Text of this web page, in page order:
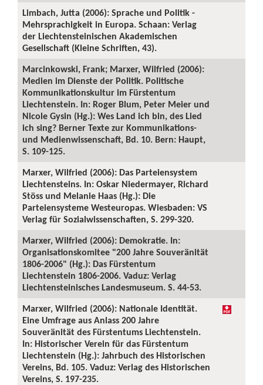
Limbach, Jutta (2006): Sprache und Politik -
Mehrsprachigkeit in Europa. Schaan: Verlag
der Liechtensteinischen Akademischen
Gesellschaft (Kleine Schriften, 43).
Marcinkowski, Frank; Marxer, Wilfried (2006):
Medien im Dienste der Politik. Politische
Kommunikationskultur im Fürstentum
Liechtenstein. In: Roger Blum, Peter Meier und
Nicole Gysin (Hg.): Wes Land ich bin, des Lied
ich sing? Berner Texte zur Kommunikations-
und Medienwissenschaft, Bd. 10. Bern: Haupt,
S. 109-125.
Marxer, Wilfried (2006): Das Parteiensystem
Liechtensteins. In: Oskar Niedermayer, Richard
Stöss und Melanie Haas (Hg.): Die
Parteiensysteme Westeuropas. Wiesbaden: VS
Verlag für Sozialwissenschaften, S. 299-320.
Marxer, Wilfried (2006): Demokratie. In:
Organisationskomitee "200 Jahre Souveränität
1806-2006" (Hg.): Das Fürstentum
Liechtenstein 1806-2006. Vaduz: Verlag
Liechtensteinisches Landesmuseum. S. 44-53.
Marxer, Wilfried (2006): Nationale Identität.
Eine Umfrage aus Anlass 200 Jahre
Souveränität des Fürstentums Liechtenstein.
In: Historischer Verein für das Fürstentum
Liechtenstein (Hg.): Jahrbuch des Historischen
Vereins, Bd. 105. Vaduz: Verlag des Historischen
Vereins, S. 197-235.